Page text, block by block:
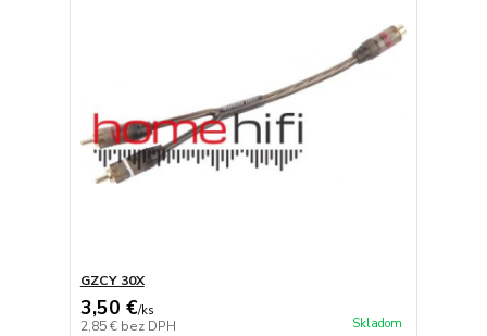
GZCY 30X
3,50 €/ks
2,85 € bez DPH Skladom